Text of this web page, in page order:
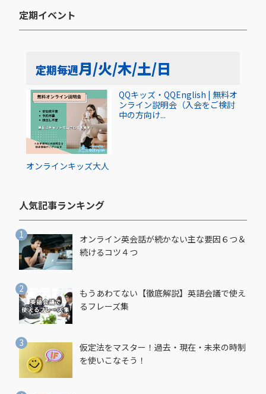
定期イベント​
定期毎週月/火/木/土/日
オンラインキッズ大人
QQキッズ・QQEnglish | 無料オ
ンライン説明会（入会をご検討
中の方向け...
人気記事ランキング​
オンライン英会話が続かない主な要因６つ＆
続けるコツ４つ
もうあわてない【徹底解説】英語会議で使え
るフレーズ集
仮定法をマスター！過去・現在・未来の時制
を使いこなそう！